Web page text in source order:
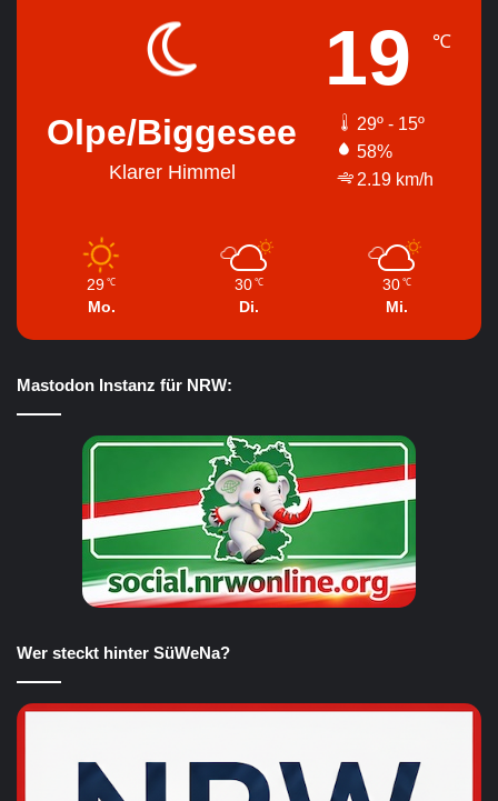
Olpe/Biggesee
Klarer Himmel
19 ℃
29º - 15º
58%
2.19 km/h
29 ℃
Mo.
30 ℃
Di.
30 ℃
Mi.
Mastodon Instanz für NRW:
Wer steckt hinter SüWeNa?